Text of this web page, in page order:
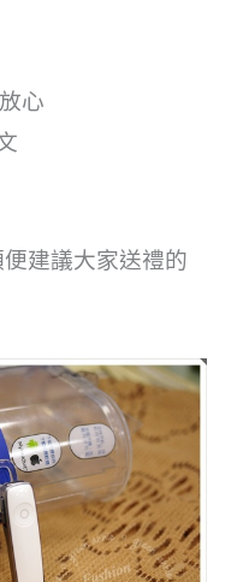
心
建議大家送禮的